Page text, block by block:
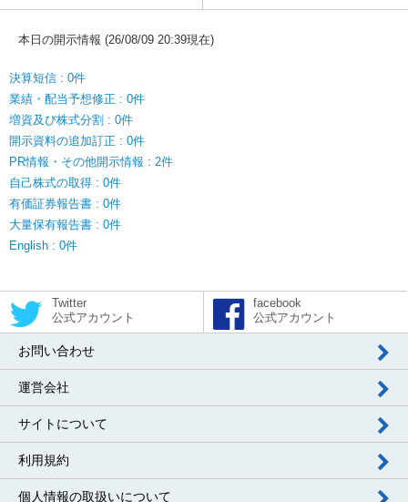
本日の開示情報 (26/08/09 20:39現在)
決算短信 : 0件
業績・配当予想修正 : 0件
増資及び株式分割 : 0件
開示資料の追加訂正 : 0件
PR情報・その他開示情報 : 2件
自己株式の取得 : 0件
有価証券報告書 : 0件
大量保有報告書 : 0件
English : 0件
Twitter
公式アカウント
facebook
公式アカウント
お問い合わせ
運営会社
サイトについて
利用規約
個人情報の取扱いについて